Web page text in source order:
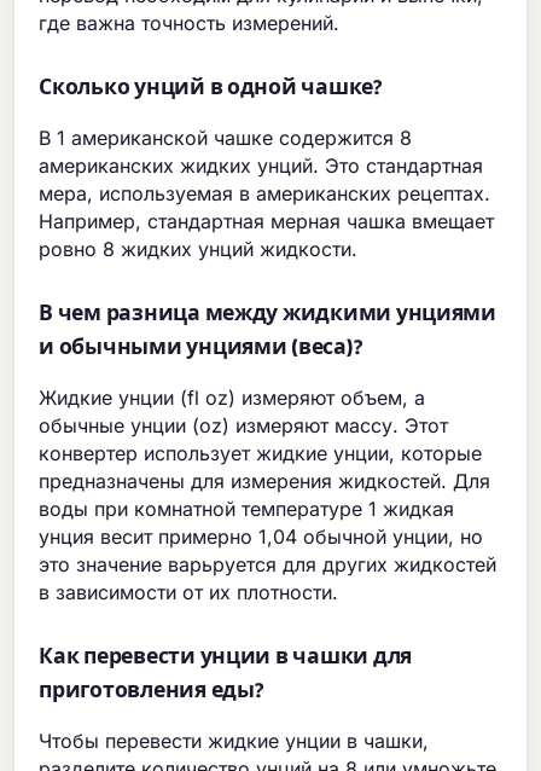
где важна точность измерений.
Сколько унций в одной чашке?
В 1 американской чашке содержится 8
американских жидких унций. Это стандартная
мера, используемая в американских рецептах.
Например, стандартная мерная чашка вмещает
ровно 8 жидких унций жидкости.
В чем разница между жидкими унциями
и обычными унциями (веса)?
Жидкие унции (fl oz) измеряют объем, а
обычные унции (oz) измеряют массу. Этот
конвертер использует жидкие унции, которые
предназначены для измерения жидкостей. Для
воды при комнатной температуре 1 жидкая
унция весит примерно 1,04 обычной унции, но
это значение варьруется для других жидкостей
в зависимости от их плотности.
Как перевести унции в чашки для
приготовления еды?
Чтобы перевести жидкие унции в чашки,